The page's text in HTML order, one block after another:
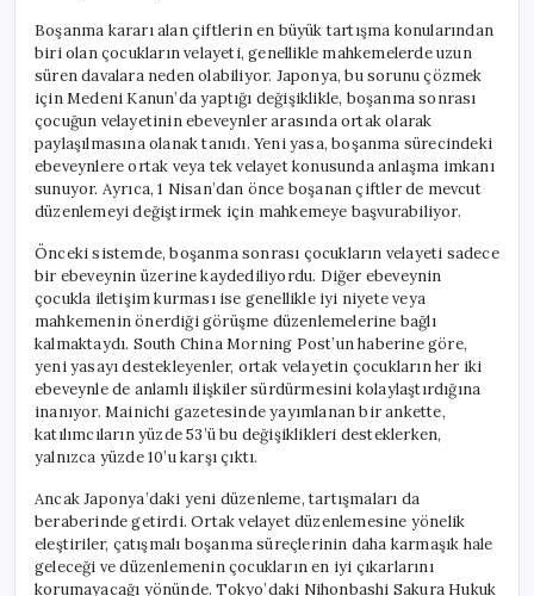
Boşanma kararı alan çiftlerin en büyük tartışma konularından
biri olan çocukların velayeti, genellikle mahkemelerde uzun
süren davalara neden olabiliyor. Japonya, bu sorunu çözmek
için Medeni Kanun’da yaptığı değişiklikle, boşanma sonrası
çocuğun velayetinin ebeveynler arasında ortak olarak
paylaşılmasına olanak tanıdı. Yeni yasa, boşanma sürecindeki
ebeveynlere ortak veya tek velayet konusunda anlaşma imkanı
sunuyor. Ayrıca, 1 Nisan’dan önce boşanan çiftler de mevcut
düzenlemeyi değiştirmek için mahkemeye başvurabiliyor.
Önceki sistemde, boşanma sonrası çocukların velayeti sadece
bir ebeveynin üzerine kaydediliyordu. Diğer ebeveynin
çocukla iletişim kurması ise genellikle iyi niyete veya
mahkemenin önerdiği görüşme düzenlemelerine bağlı
kalmaktaydı. South China Morning Post’un haberine göre,
yeni yasayı destekleyenler, ortak velayetin çocukların her iki
ebeveynle de anlamlı ilişkiler sürdürmesini kolaylaştırdığına
inanıyor. Mainichi gazetesinde yayımlanan bir ankette,
katılımcıların yüzde 53’ü bu değişiklikleri desteklerken,
yalnızca yüzde 10’u karşı çıktı.
Ancak Japonya’daki yeni düzenleme, tartışmaları da
beraberinde getirdi. Ortak velayet düzenlemesine yönelik
eleştiriler, çatışmalı boşanma süreçlerinin daha karmaşık hale
geleceği ve düzenlemenin çocukların en iyi çıkarlarını
korumayacağı yönünde. Tokyo’daki Nihonbashi Sakura Hukuk